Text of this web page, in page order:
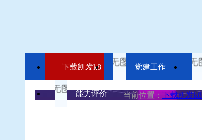
下载凯发k8 党建工作
能力评价 当前位置： 下载凯发k8